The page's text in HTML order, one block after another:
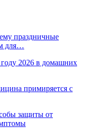
праздничные
для…
2026 в домашних
примиряется с
защиты от